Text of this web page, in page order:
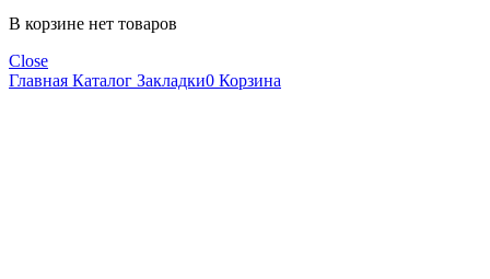
В корзине нет товаров
Close
Главная Каталог Закладки0 Корзина